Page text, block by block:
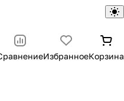
ИзбранноеКорзина